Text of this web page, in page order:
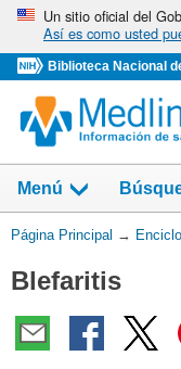
Omita
vaya
al
Contenido
Un sitio oficial del
Así es como usted
Biblioteca Nacional
Menú
Usted
aquí:
Página Principal →
Blefaritis